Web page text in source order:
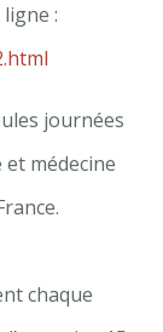
:
journées
médecine
chaque